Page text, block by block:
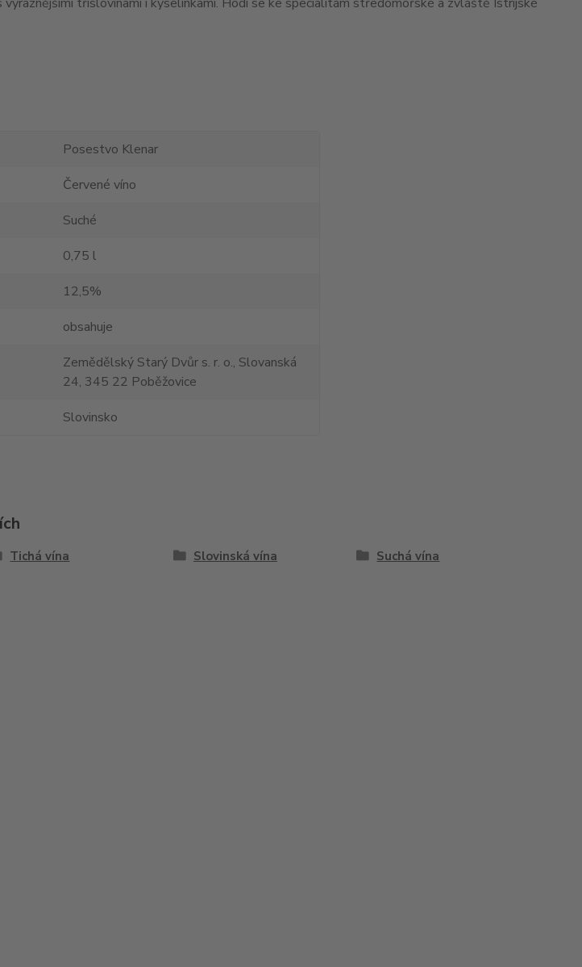
Posestvo Klenar
Červené víno
Suché
0,75 l
12,5%
obsahuje
Zemědělský Starý Dvůr s. r. o., Slovanská
24, 345 22 Poběžovice
Slovinsko
Tichá vína Slovinská vína
Suchá vína